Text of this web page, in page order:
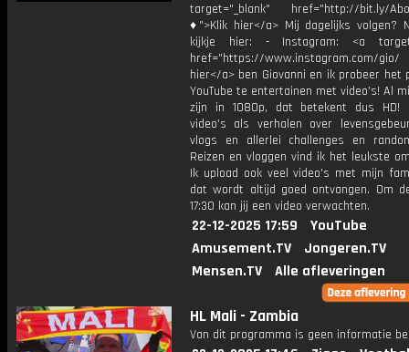
target="_blank" href="http://bit.ly/
♦">Klik hier</a> Mij dagelijks volgen?
kijkje hier: - Instagram: <a
href="https://www.instagram.com/
hier</a> ben Giovanni en ik probeer het
YouTube te entertainen met video's! Al
zijn in 1080p, dat betekent dus HD!
video's als verhalen over
vlogs en allerlei challenges en
Reizen en vloggen vind ik het leukste
Ik upload ook veel video's met mijn
dat wordt altijd goed ontvangen. Om
17:30 kan jij een video verwachten.
22-12-2025 17:59
YouTube
Amusement.TV
Jongeren.TV
Mensen.TV
Alle afleveringen
HL Mali - Zambia
Van dit programma is geen informatie